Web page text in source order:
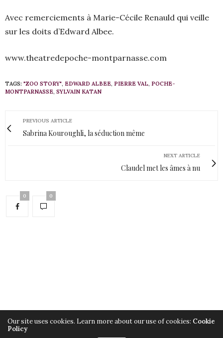
Avec remerciements à Marie-Cécile Renauld qui veille
sur les doits d’Edward Albee.
www.theatredepoche-montparnasse.com
TAGS: "ZOO STORY", EDWARD ALBEE, PIERRE VAL, POCHE-
MONTPARNASSE, SYLVAIN KATAN
PREVIOUS ARTICLE
Sabrina Kouroughli, la séduction même
NEXT ARTICLE
Claudel met les âmes à nu
0 0
Our site uses cookies. Learn more about our use of cookies: Cookie
Policy